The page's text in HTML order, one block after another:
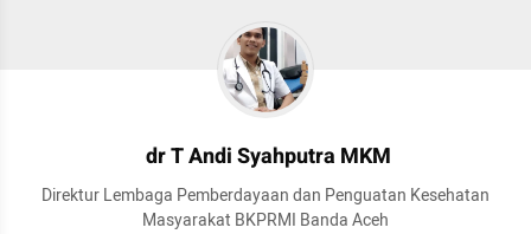
dr T Andi Syahputra MKM
Direktur Lembaga Pemberdayaan dan Penguatan Kesehatan
Masyarakat BKPRMI Banda Aceh